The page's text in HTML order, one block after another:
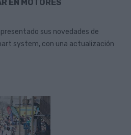
EN MOTORES
sus novedades de
system, con una actualización